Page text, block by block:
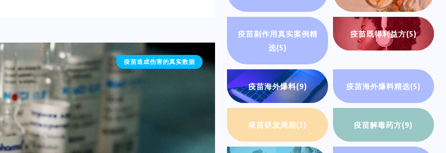
医疗科学家怎么看疫苗
疫苗造成伤害的真实数据
疫苗副作用真实案例精
选(5)
疫苗既得利益方(5)
疫苗海外爆料(9) 疫苗海外爆料精选(5)
疫苗研发周期(2) 疫苗解毒药方(9)